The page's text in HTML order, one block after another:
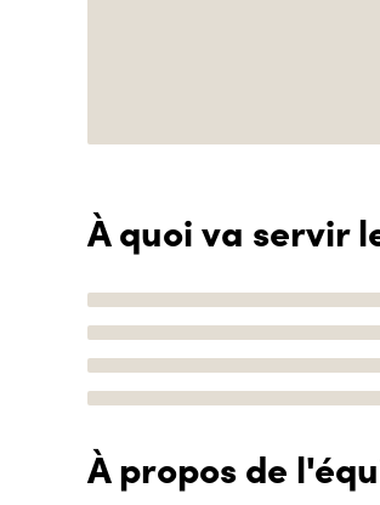
À quoi va servir
À propos de